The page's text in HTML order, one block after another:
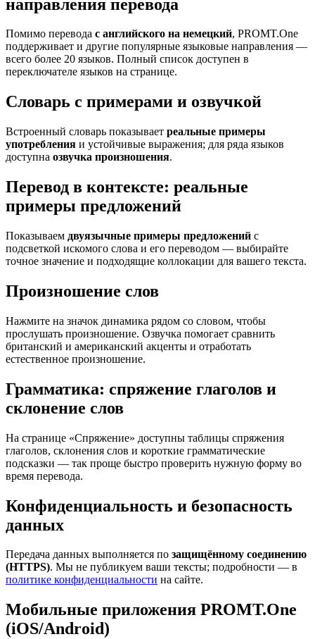
направления перевода
Помимо перевода с английского на немецкий, PROMT.One
поддерживает и другие популярные языковые направления —
всего более 20 языков. Полный список доступен в
переключателе языков на странице.
Словарь с примерами и озвучкой
Встроенный словарь показывает реальные примеры
употребления и устойчивые выражения; для ряда языков
доступна озвучка произношения.
Перевод в контексте: реальные
примеры предложений
Показываем двуязычные примеры предложений с
подсветкой искомого слова и его переводом — выбирайте
точное значение и подходящие коллокации для вашего текста.
Произношение слов
Нажмите на значок динамика рядом со словом, чтобы
прослушать произношение. Озвучка помогает сравнить
британский и американский акценты и отработать
естественное произношение.
Грамматика: спряжение глаголов и
склонение слов
На странице «Спряжение» доступны таблицы спряжения
глаголов, склонения слов и короткие грамматические
подсказки — так проще быстро проверить нужную форму во
время перевода.
Конфиденциальность и безопасность
данных
Передача данных выполняется по защищённому соединению
(HTTPS). Мы не публикуем ваши тексты; подробности — в
политике конфиденциальности на сайте.
Мобильные приложения PROMT.One
(iOS/Android)